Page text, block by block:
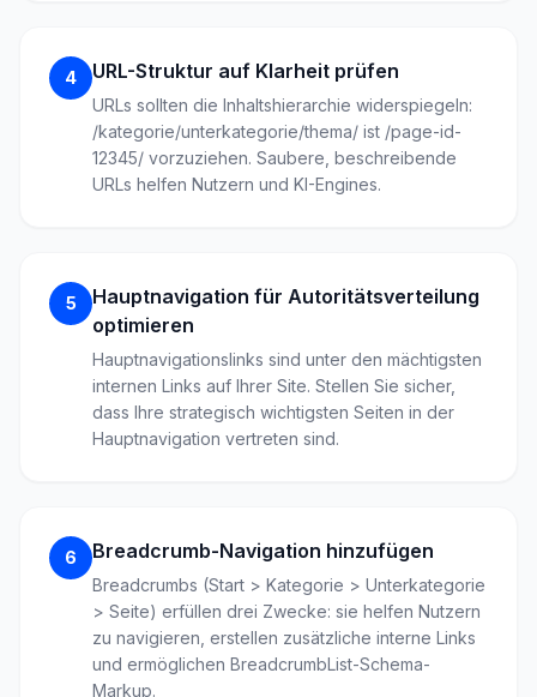
4 URL-Struktur auf Klarheit prüfen
URLs sollten die Inhaltshierarchie widerspiegeln:
/kategorie/unterkategorie/thema/ ist /page-id-
12345/ vorzuziehen. Saubere, beschreibende
URLs helfen Nutzern und KI-Engines.
5
Hauptnavigation für Autoritätsverteilung
optimieren
Hauptnavigationslinks sind unter den mächtigsten
internen Links auf Ihrer Site. Stellen Sie sicher,
dass Ihre strategisch wichtigsten Seiten in der
Hauptnavigation vertreten sind.
6 Breadcrumb-Navigation hinzufügen
Breadcrumbs (Start > Kategorie > Unterkategorie
> Seite) erfüllen drei Zwecke: sie helfen Nutzern
zu navigieren, erstellen zusätzliche interne Links
und ermöglichen BreadcrumbList-Schema-
Markup.